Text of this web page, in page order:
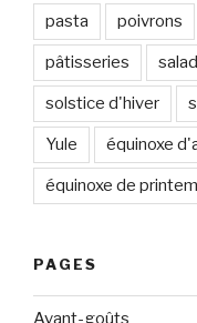
pasta poivrons
pâtisseries
solstice d'hiver
Yule équinoxe
équinoxe de
PAGES
Avant-goûts